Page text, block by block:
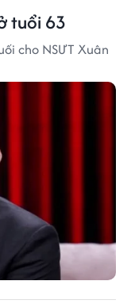
tuổi 63
cho NSƯT Xuân